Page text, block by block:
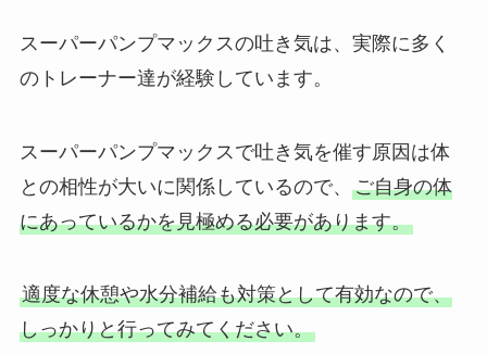
スーパーパンプマックスの吐き気は、実際に多く
のトレーナー達が経験しています。
スーパーパンプマックスで吐き気を催す原因は体
との相性が大いに関係しているので、 ご自身の体
にあっているかを見極める必要があります。
適度な休憩や水分補給も対策として有効なので、
しっかりと行ってみてください。